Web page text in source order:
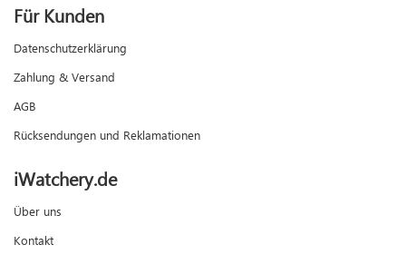
Für Kunden
Datenschutzerklärung
Zahlung & Versand
AGB
Rücksendungen und Reklamationen
iWatchery.de
Über uns
Kontakt